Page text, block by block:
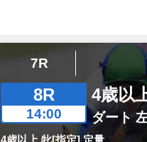
7R
8R
14:00
4歳以
ダート
4歳以上 牝[指定] 定量